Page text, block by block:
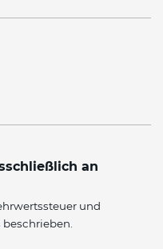
an
und
beschrieben.